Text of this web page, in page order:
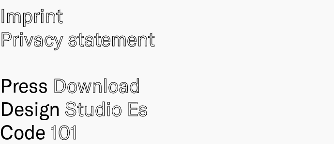
Imprint
Privacy statement
Press Download
Design Studio Es
Code 101